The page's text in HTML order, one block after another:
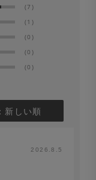
落ちる場合があり
つり干しにしてく
(7)
(1)
(0)
(0)
(0)
新しい順
2026.8.5